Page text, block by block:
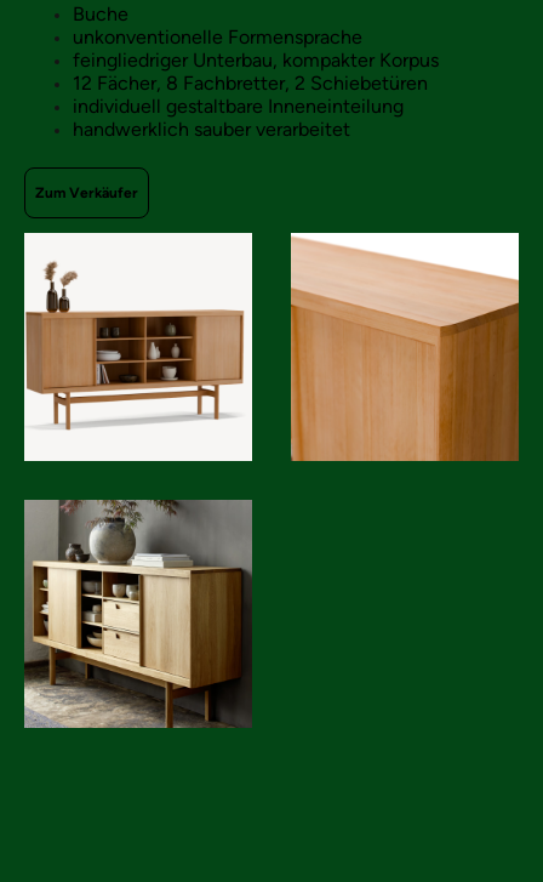
Buche
unkonventionelle Formensprache
feingliedriger Unterbau, kompakter Korpus
12 Fächer, 8 Fachbretter, 2 Schiebetüren
individuell gestaltbare Inneneinteilung
handwerklich sauber verarbeitet
Zum Verkäufer